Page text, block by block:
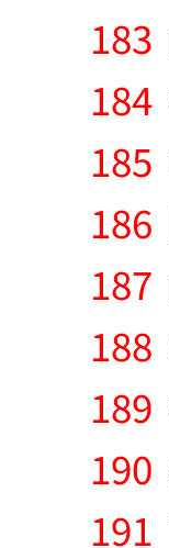
183
184
185
186
187
188
189
190
191